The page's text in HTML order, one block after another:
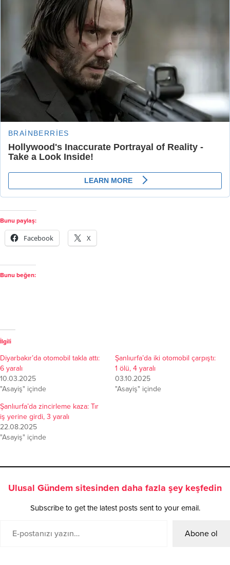
Bunu paylaş:
Facebook X
Bunu beğen:
İlgili
Diyarbakır’da otomobil takla attı:
6 yaralı
10.03.2025
"Asayiş" içinde
Şanlıurfa’da iki otomobil çarpıştı:
1 ölü, 4 yaralı
03.10.2025
"Asayiş" içinde
Şanlıurfa’da zincirleme kaza: Tır
iş yerine girdi, 3 yaralı
22.08.2025
"Asayiş" içinde
Ulusal Gündem sitesinden daha fazla şey keşfedin
Subscribe to get the latest posts sent to your email.
Abone ol